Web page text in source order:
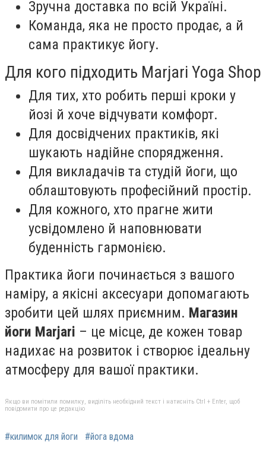
Зручна доставка по всій Україні.
Команда, яка не просто продає, а й
сама практикує йогу.
Для кого підходить Marjari Yoga Shop
Для тих, хто робить перші кроки у
йозі й хоче відчувати комфорт.
Для досвідчених практиків, які
шукають надійне спорядження.
Для викладачів та студій йоги, що
облаштовують професійний простір.
Для кожного, хто прагне жити
усвідомлено й наповнювати
буденність гармонією.
Практика йоги починається з вашого
наміру, а якісні аксесуари допомагають
зробити цей шлях приємним. Магазин
йоги Marjari – це місце, де кожен товар
надихає на розвиток і створює ідеальну
атмосферу для вашої практики.
Якщо ви помітили помилку, виділіть необхідний текст і натисніть Ctrl + Enter, щоб
повідомити про це редакцію
#килимок для йоги #йога вдома